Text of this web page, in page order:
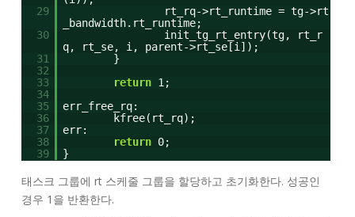
29
rt_rq->rt_runtime = tg->rt
_bandwidth.rt_runtime;
30
init_tg_rt_entry(tg, rt_r
q, rt_se, i, parent->rt_se[i]);
31
}
32
33
return 1;
34
35
err_free_rq:
36
kfree(rt_rq);
37
err:
38
return 0;
39
}
태스크 그룹에 rt 스케줄 그룹을 할당하고 초기화한다. 성공인
경우 1을 반환한다.